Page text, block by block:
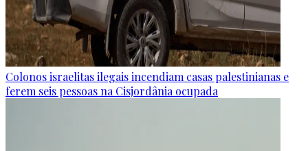
Colonos israelitas ilegais incendiam casas palestinianas e
ferem seis pessoas na Cisjordânia ocupada